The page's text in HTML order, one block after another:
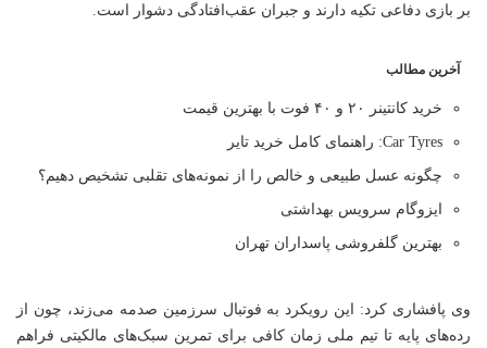
بر بازی دفاعی تکیه دارند و جبران عقب‌افتادگی دشوار است.
آخرین مطالب
خرید کانتینر ۲۰ و ۴۰ فوت با بهترین قیمت
Car Tyres: راهنمای کامل خرید تایر
چگونه عسل طبیعی و خالص را از نمونه‌های تقلبی تشخیص دهیم؟
ایزوگام سرویس بهداشتی
بهترین گلفروشی پاسداران تهران
وی پافشاری کرد: این رویکرد به فوتبال سرزمین صدمه می‌زند، چون از
رده‌های پایه تا تیم ملی زمان کافی برای تمرین سبک‌های مالکیتی فراهم